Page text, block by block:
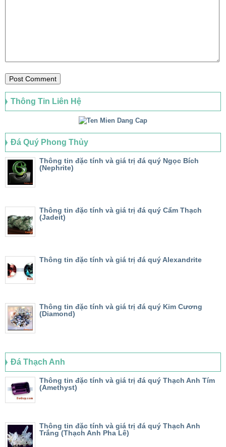
Thông Tin Liên Hệ
Đá Quý Phong Thủy
Thông tin đặc tính và giá trị đá quý Ngọc Bích
(Nephrite)
Thông tin đặc tính và giá trị đá quý Cẩm Thạch
(Jadeit)
Thông tin đặc tính và giá trị đá quý Alexandrite
Thông tin đặc tính và giá trị đá quý Kim Cương
(Diamond)
Đá Thạch Anh
Thông tin đặc tính và giá trị đá quý Thạch Anh Tím
(Amethyst)
Thông tin đặc tính và giá trị đá quý Thạch Anh
Trắng (Thạch Anh Pha Lê)